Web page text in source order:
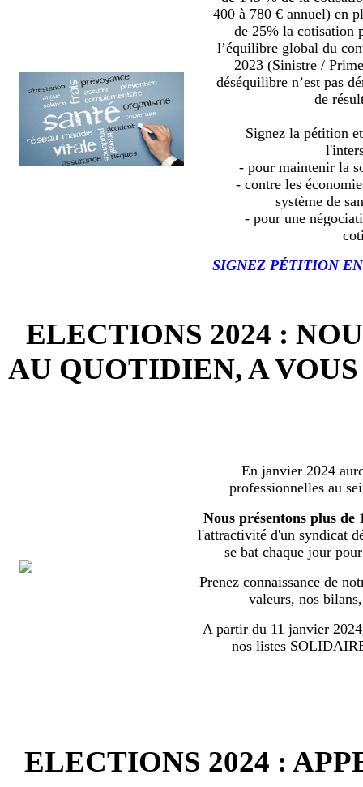
400 à 780 € annuel) en
de 25% la cotisation
l’équilibre global du
2023 (Sinistre /
déséquilibre n’est pas
de
Signez la pétition
- pour maintenir la
- contre les
système de
- pour une
SIGNEZ PÉTITION
ELECTIONS 2024 :
AU QUOTIDIEN, A
En janvier 2024
professionnelles au
Nous présentons plus de
l'attractivité d'un syndicat
se bat chaque jour
Prenez connaissance de
valeurs, nos
A partir du 11 janvier
nos listes
ELECTIONS 2024 :